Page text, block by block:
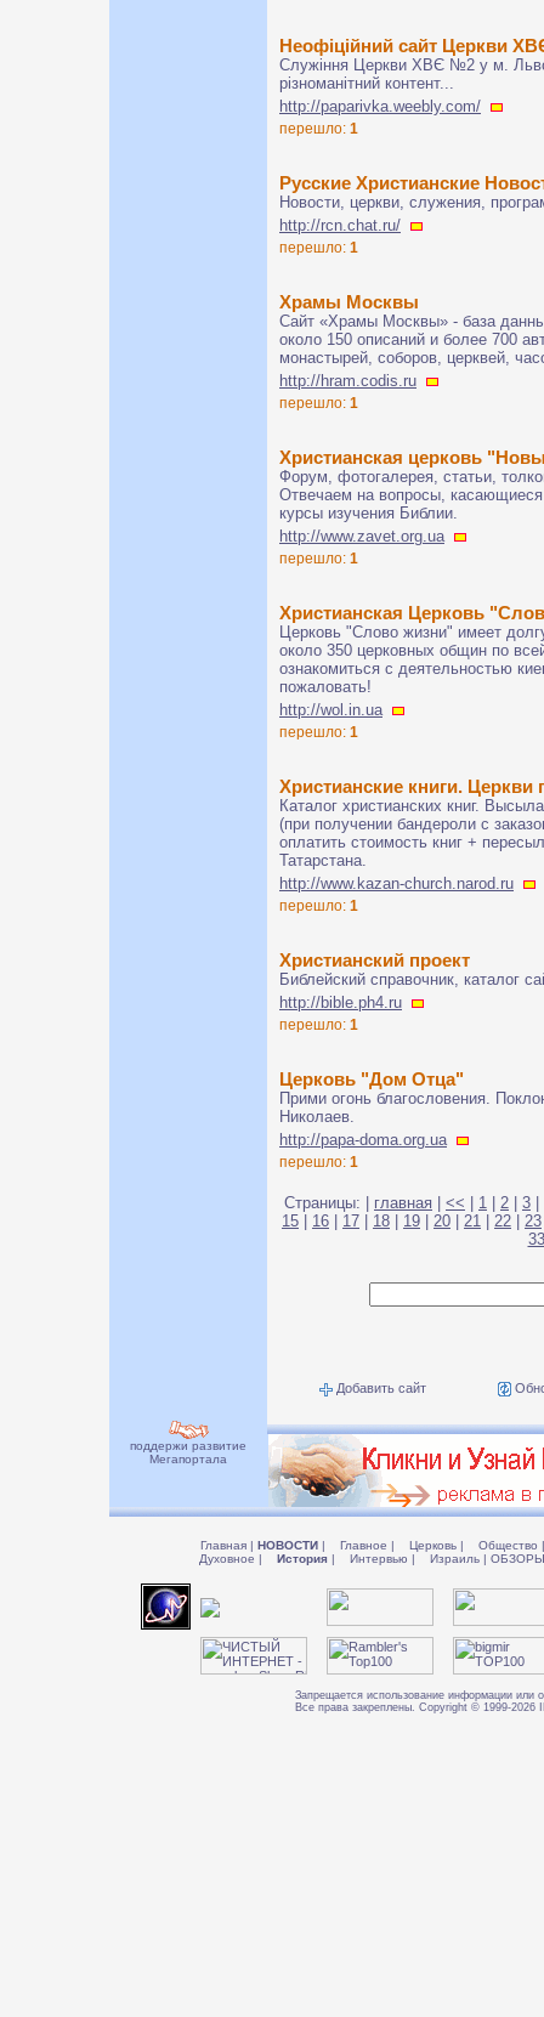
Неофіційний сайт Церкви
Служіння Церкви ХВЄ №2 у м.
різноманітний контент...
http://paparivka.weebly.com/
перешло: 1
Русские Христианские
Новости, церкви, служения,
http://rcn.chat.ru/
перешло: 1
Храмы Москвы
Сайт «Храмы Москвы» - база
около 150 описаний и более 700
монастырей, соборов, церквей,
http://hram.codis.ru
перешло: 1
Христианская церковь
Форум, фотогалерея, статьи,
Отвечаем на вопросы,
курсы изучения Библии.
http://www.zavet.org.ua
перешло: 1
Христианская Церковь
Церковь "Слово жизни" имеет
около 350 церковных общин по
ознакомиться с деятельностью
пожаловать!
http://wol.in.ua
перешло: 1
Христианские книги. Церкви
Каталог христианских книг.
(при получении бандероли с
оплатить стоимость книг +
Татарстана.
http://www.kazan-church.narod.ru
перешло: 1
Христианский проект
Библейский справочник, каталог
http://bible.ph4.ru
перешло: 1
Церковь "Дом Отца"
Прими огонь благословения.
Николаев.
http://papa-doma.org.ua
перешло: 1
Страницы: | главная << 1 2 3
15
16 17 18 19 20 21 22 23
33
Добавить сайт
поддержи развитие
Мегапортала
Главная | НОВОСТИ | Главное | Церковь | Общество |
Духовное | История | Интервью | Израиль |
Запрещается использование информации или
Все права закреплены. Copyright © 1999-